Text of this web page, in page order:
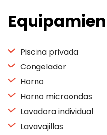
Piscina privada
Congelador
Horno
Horno microondas
Lavadora individual
Lavavajillas